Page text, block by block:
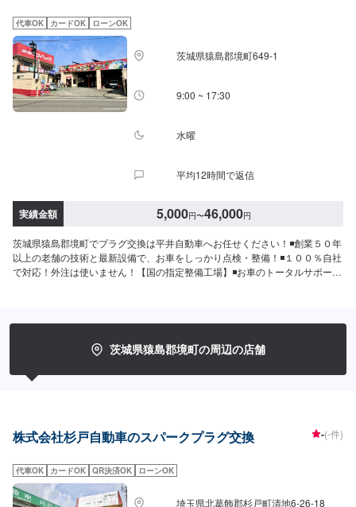
代車OK カードOK ローンOK
茨城県猿島郡境町649-1
9:00 ~ 17:30
水曜
平均12時間で返信
実績金額 5,000円〜46,000円
茨城県猿島郡境町でプラグ交換は平井自動車へお任せください！◾創業５０年
以上の老舗の技術と最新設備で、お車をしっかり点検・整備！◾１００％自社
で対応！外注は使いません！【国の指定整備工場】◾お車のトータルサポー
ファーにてお問い合わせ【2】お見積り【3】お見積りにご納得いただければ
作業開始【4】仕上がり次第納車-----納期について-----納期は通常1日～2日程
ます。予めご了承ください。-----代車について-----無料の代車をご用意してい
す。-----ご来店時の注意、受付方法-----入庫の際はお気をつけてお越しくださ
い。駐車スペースは事務所前のお客様駐車スペースに駐車してください。受
します。
茨城県猿島郡境町の周辺の店舗
株式会社杉戸自動車のスパークプラグ交換 -(-件)
代車OK カードOK QR決済OK ローンOK
埼玉県北葛飾郡杉戸町清地6-26-18